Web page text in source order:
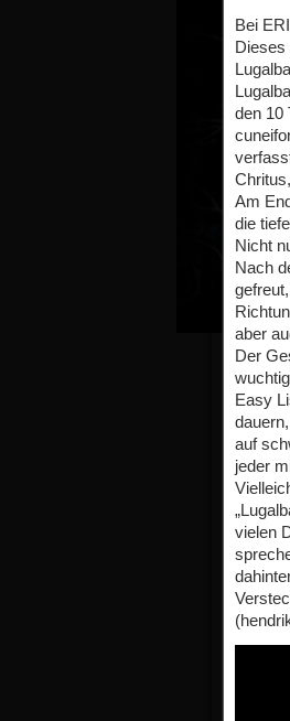
Bei
Dieses
den 10
Am
die
Nicht
Nach
aber
Der
Easy
auf
jeder
vielen